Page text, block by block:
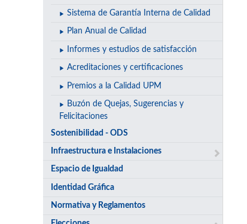
Sistema de Garantía Interna de Calidad
Plan Anual de Calidad
Informes y estudios de satisfacción
Acreditaciones y certificaciones
Premios a la Calidad UPM
Buzón de Quejas, Sugerencias y
Felicitaciones
Sostenibilidad - ODS
Infraestructura e Instalaciones
Espacio de Igualdad
Identidad Gráfica
Normativa y Reglamentos